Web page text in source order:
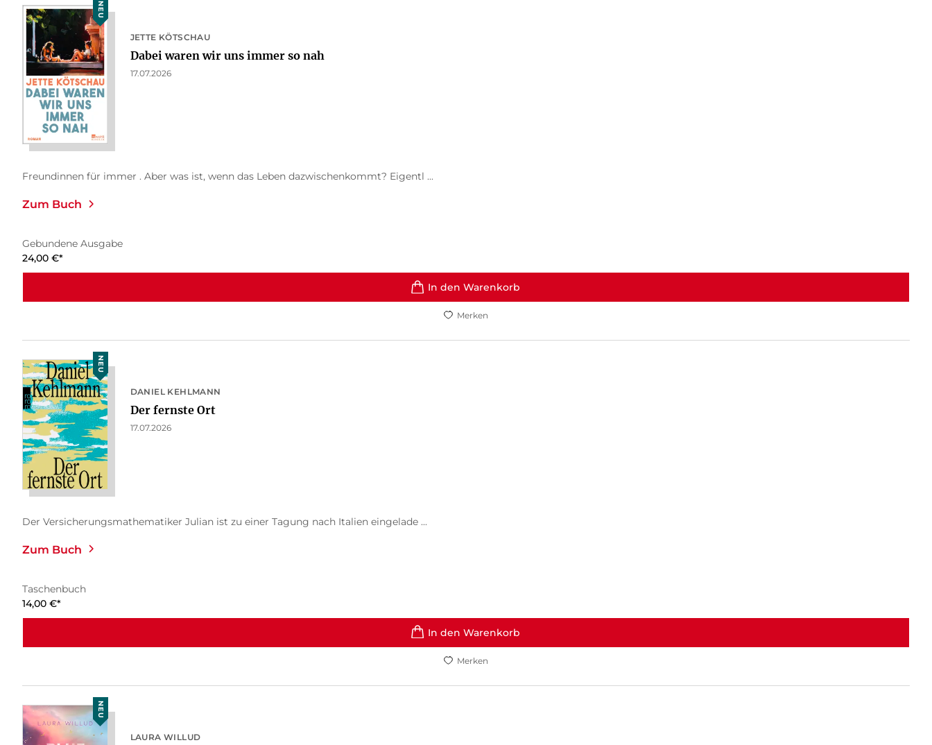
NEU
JETTE KÖTSCHAU
Dabei waren wir uns immer so nah
17.07.2026
Freundinnen für immer . Aber was ist, wenn das Leben dazwischenkommt? Eigentl ...
Zum Buch
Gebundene Ausgabe
24,00 €*
In den Warenkorb
Merken
NEU
DANIEL KEHLMANN
Der fernste Ort
17.07.2026
Der Versicherungsmathematiker Julian ist zu einer Tagung nach Italien eingelade ...
Zum Buch
Taschenbuch
14,00 €*
In den Warenkorb
Merken
NEU
LAURA WILLUD